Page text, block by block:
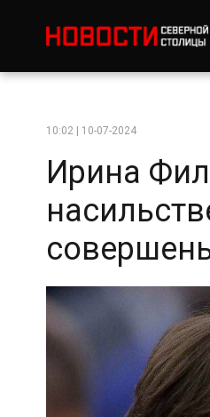
10:02 | 10-07-2024
Ирина